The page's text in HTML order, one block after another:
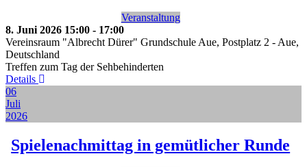
Veranstaltung
8. Juni 2026 15:00 - 17:00
Vereinsraum "Albrecht Dürer" Grundschule Aue, Postplatz 2 - Aue,
Deutschland
Treffen zum Tag der Sehbehinderten
Details
06
Juli
2026
Spielenachmittag in gemütlicher Runde